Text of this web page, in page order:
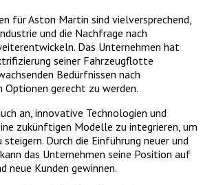
für Aston Martin sind vielversprechend,
und die Nachfrage nach
Das Unternehmen hat
seiner Fahrzeugflotte
Bedürfnissen nach
gerecht zu werden.
an, innovative Technologien und
zukünftigen Modelle zu integrieren, um
Durch die Einführung neuer und
das Unternehmen seine Position auf
neue Kunden gewinnen.